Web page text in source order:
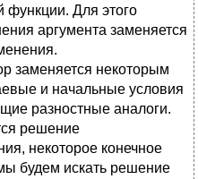
функции. Для этого
аргумента заменяется
заменяется некоторым
и начальные условия
разностные аналоги.
решение
некоторое конечное
будем искать решение